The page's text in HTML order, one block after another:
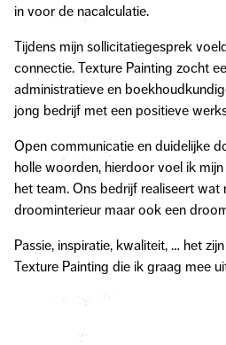
in voor de nacalculatie.
Tijdens mijn sollicitatiegesprek
connectie. Texture Painting zocht
administratieve en
jong bedrijf met een positieve
Open communicatie en duidelijke
holle woorden, hierdoor voel ik
het team. Ons bedrijf realiseert
droominterieur maar ook een
Passie, inspiratie, kwaliteit, … het
Texture Painting die ik graag mee